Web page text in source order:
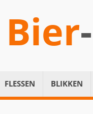
Bier-
FLESSEN BLIKKEN